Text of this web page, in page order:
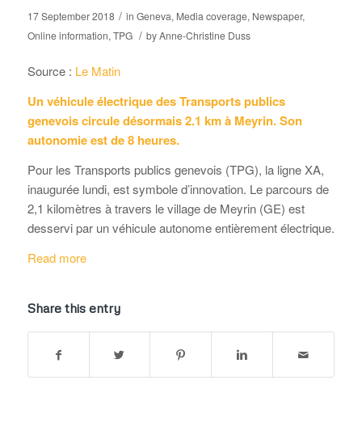
17 September 2018 / in Geneva, Media coverage, Newspaper,
Online information, TPG / byAnne-Christine Duss
Source : Le Matin
Un véhicule électrique des Transports publics
genevois circule désormais 2.1 km à Meyrin. Son
autonomie est de 8 heures.
Pour les Transports publics genevois (TPG), la ligne XA,
inaugurée lundi, est symbole d’innovation. Le parcours de
2,1 kilomètres à travers le village de Meyrin (GE) est
desservi par un véhicule autonome entièrement électrique.
Read more
Share this entry